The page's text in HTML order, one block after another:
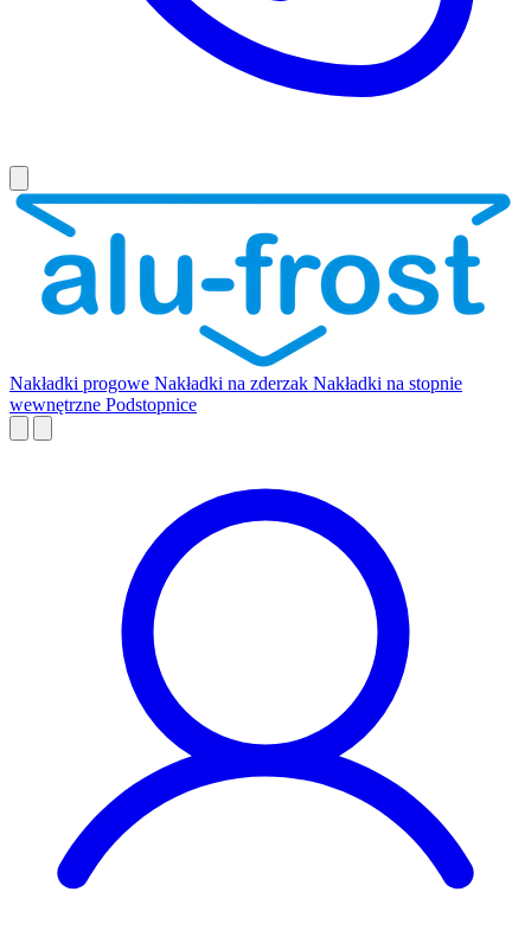
Nakładki progowe Nakładki na zderzak Nakładki na stopnie
wewnętrzne Podstopnice